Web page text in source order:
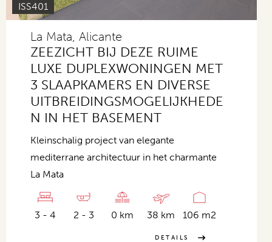
ISS401
La Mata, Alicante
ZEEZICHT BIJ DEZE RUIME
LUXE DUPLEXWONINGEN MET
3 SLAAPKAMERS EN DIVERSE
UITBREIDINGSMOGELIJKHEDE
N IN HET BASEMENT
Kleinschalig project van elegante
mediterrane architectuur in het charmante
La Mata
3 - 4 2 - 3 0 km 38 km 106 m2
DETAILS